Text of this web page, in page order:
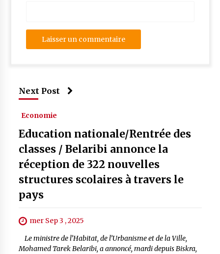
Next Post
Economie
Education nationale/Rentrée des
classes / Belaribi annonce la
réception de 322 nouvelles
structures scolaires à travers le
pays
mer Sep 3 , 2025
Le ministre de l’Habitat, de l’Urbanisme et de la Ville,
Mohamed Tarek Belaribi, a annoncé, mardi depuis Biskra,